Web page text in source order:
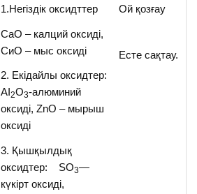
1.Негіздік оксидттер
СаО – калций оксиді,
CиO – мыс оксиді
2. Екідайлы оксидтер:
AI2O3-алюминий
оксиді, ZnO – мырыш
оксиді
3. Қышқылдық
оксидтер: SO3—
күкірт оксиді,
Ой қозғау
Есте сақтау.